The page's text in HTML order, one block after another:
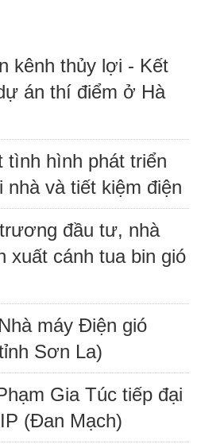
kênh thủy lợi - Kết
án thí điểm ở Hà
tình hình phát triển
nhà và tiết kiệm điện
đầu tư, nhà
xuất cánh tua bin gió
máy Điện gió
Sơn La)
Gia Túc tiếp đại
(Đan Mạch)